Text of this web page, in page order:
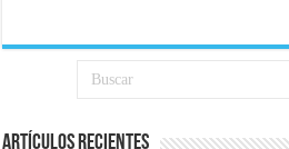
Artículos recientes